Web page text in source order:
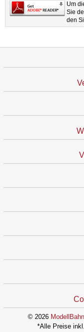
Um
Sie
den
© 2026
*Alle Preise